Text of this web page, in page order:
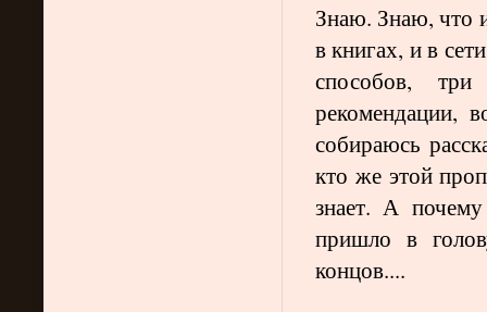
Знаю. Знаю, что
в книгах, и в
способов,
рекомендации,
собираюсь
кто же этой
знает. А
пришло в
концов....